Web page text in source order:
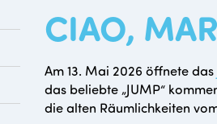
CIAO,
Am 13. Mai 2026 öffnete das
das beliebte „JUMP“
die alten Räumlichkeiten